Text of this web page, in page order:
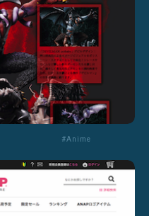
#Anime